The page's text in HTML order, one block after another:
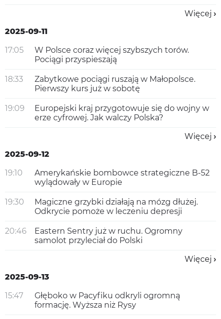
Więcej
2025-09-11
17:05
W Polsce coraz więcej szybszych torów.
Pociągi przyspieszają
18:33
Zabytkowe pociągi ruszają w Małopolsce.
Pierwszy kurs już w sobotę
19:09
Europejski kraj przygotowuje się do wojny w
erze cyfrowej. Jak walczy Polska?
Więcej
2025-09-12
19:10
Amerykańskie bombowce strategiczne B-52
wylądowały w Europie
19:30
Magiczne grzybki działają na mózg dłużej.
Odkrycie pomoże w leczeniu depresji
20:46
Eastern Sentry już w ruchu. Ogromny
samolot przyleciał do Polski
Więcej
2025-09-13
15:47
Głęboko w Pacyfiku odkryli ogromną
formację. Wyższa niż Rysy